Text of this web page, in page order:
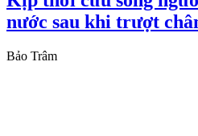
nước sau khi trượt
Bảo Trâm